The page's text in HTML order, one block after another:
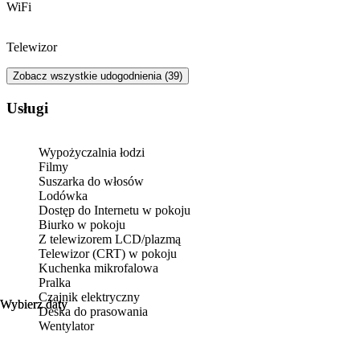
Wybierz daty
Wybierz daty
WiFi
Telewizor
Zobacz wszystkie udogodnienia (39)
Usługi
Wypożyczalnia łodzi
Filmy
Suszarka do włosów
Lodówka
Dostęp do Internetu w pokoju
Biurko w pokoju
Z telewizorem LCD/plazmą
Telewizor (CRT) w pokoju
Kuchenka mikrofalowa
Pralka
Czajnik elektryczny
Deska do prasowania
Wentylator